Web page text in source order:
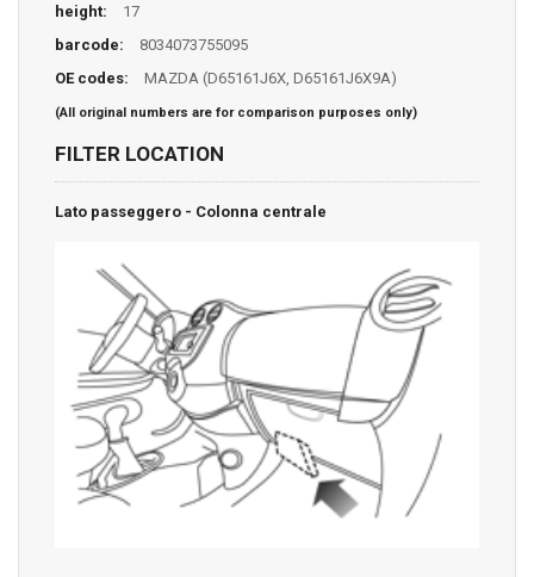
height:
17
barcode:
8034073755095
OE codes:
MAZDA (D65161J6X, D65161J6X9A)
(All original numbers are for comparison purposes only)
FILTER LOCATION
Lato passeggero - Colonna centrale